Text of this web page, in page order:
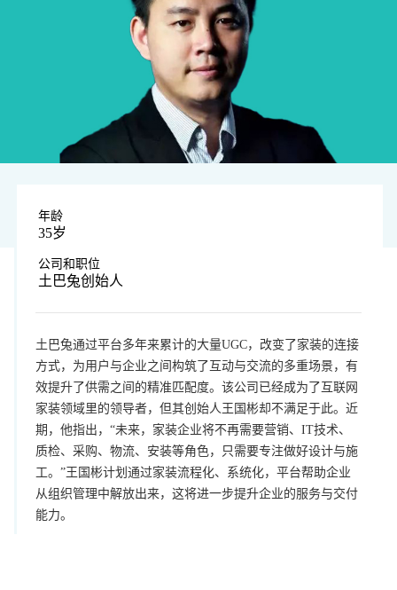
年龄
35岁
公司和职位
土巴兔创始人
土巴兔通过平台多年来累计的大量UGC，改变了家装的连接
方式，为用户与企业之间构筑了互动与交流的多重场景，有
效提升了供需之间的精准匹配度。该公司已经成为了互联网
家装领域里的领导者，但其创始人王国彬却不满足于此。近
期，他指出，“未来，家装企业将不再需要营销、IT技术、
质检、采购、物流、安装等角色，只需要专注做好设计与施
工。”王国彬计划通过家装流程化、系统化，平台帮助企业
从组织管理中解放出来，这将进一步提升企业的服务与交付
能力。